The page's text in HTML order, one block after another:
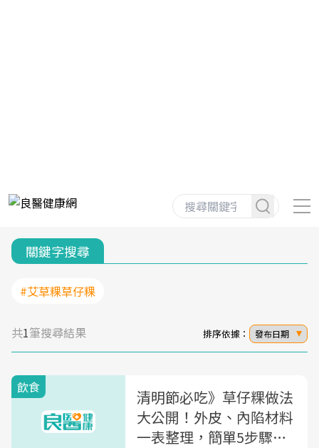
關鍵字搜尋
#艾草粿草仔粿
共1筆搜尋結果 排序依據： 發布日期
飲食
清明節必吃》草仔粿做法
大公開！外皮、內陷材料
一表整理，簡單5步驟自